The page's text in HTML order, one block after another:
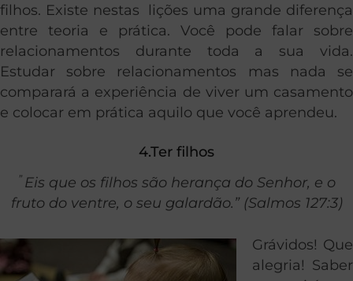
filhos. Existe nestas lições uma grande diferença
entre teoria e prática. Você pode falar sobre
relacionamentos durante toda a sua vida.
Estudar sobre relacionamentos mas nada se
comparará a experiência de viver um casamento
e colocar em prática aquilo que você aprendeu.
4.Ter filhos
” Eis que os filhos são herança do Senhor, e o
fruto do ventre, o seu galardão.” (Salmos 127:3)
Grávidos! Que
alegria! Saber